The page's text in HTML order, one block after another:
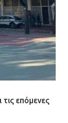
τις επόμενες